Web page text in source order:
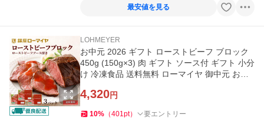
最安値を見る
LOHMEYER
お中元 2026 ギフト ローストビーフ ブロック
450g (150g×3) 肉 ギフト ソース付 ギフト 小分
け 冷凍食品 送料無料 ローマイヤ 御中元 お返
4,320円
10% （401pt） 要エントリー